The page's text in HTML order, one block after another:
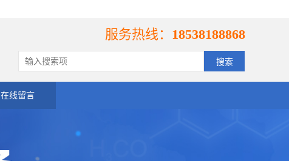
服务热线： 18538188868
在线留言